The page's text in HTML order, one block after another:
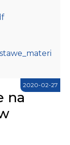
2020-02-27